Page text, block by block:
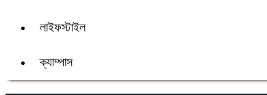
লাইফস্টাইল
ক্যাম্পাস